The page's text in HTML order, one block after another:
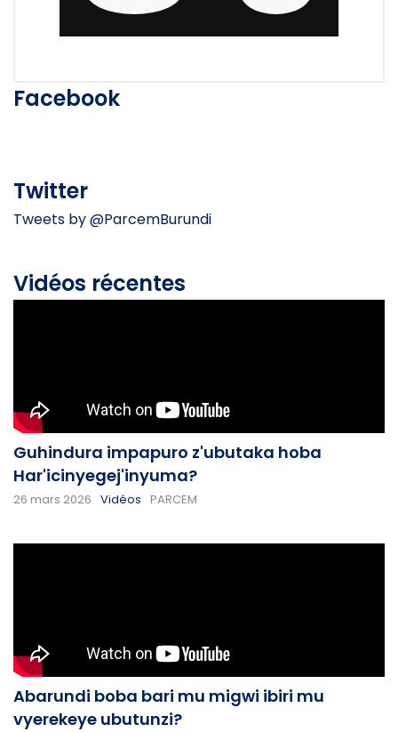
Facebook
Twitter
Tweets by @ParcemBurundi
Vidéos récentes
Guhindura impapuro z'ubutaka hoba
Har'icinyegej'inyuma?
26 mars 2026 Vidéos PARCEM
Abarundi boba bari mu migwi ibiri mu
vyerekeye ubutunzi?